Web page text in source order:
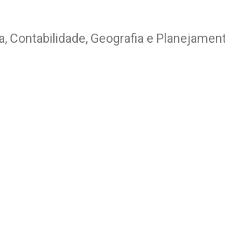
Contabilidade, Geografia e